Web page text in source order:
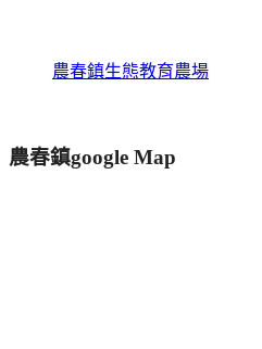
農春鎮生態教育農場
農春鎮google Map